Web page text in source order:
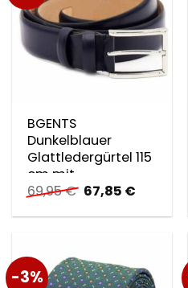
BGENTS
Dunkelblauer
Glattledergürtel 115
cm mit
Sattlerstich-Detail
69,95€ Ursprünglicher
Preis
war:
67,85 €
ist:
-3%